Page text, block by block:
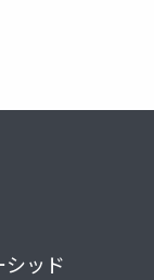
ッド